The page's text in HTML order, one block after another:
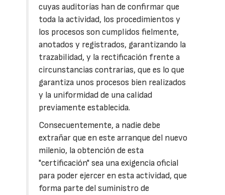
cuyas auditorías han de confirmar que
toda la actividad, los procedimientos y
los procesos son cumplidos fielmente,
anotados y registrados, garantizando la
trazabilidad, y la rectificación frente a
circunstancias contrarias, que es lo que
garantiza unos procesos bien realizados
y la uniformidad de una calidad
previamente establecida.
Consecuentemente, a nadie debe
extrañar que en este arranque del nuevo
milenio, la obtención de esta
"certificación" sea una exigencia oficial
para poder ejercer en esta actividad, que
forma parte del suministro de